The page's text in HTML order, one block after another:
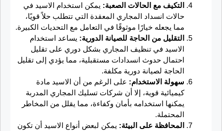
التكيف مع الحالات الصعبة: يمكن استخدام الاسيد في
حالات انسداد المجاري المعقدة التي تتطلب حلاً قويًا،
مما يجعله خيارًا موثوقًا في التعامل مع التحديات الكبيرة.
التقليل من الحاجة للصيانة الدورية: يساعد استخدام
الاسيد في تنظيف المجاري بشكل دوري على تقليل
احتمال حدوث انسدادات مستقبلية، مما يؤدي إلى تقليل
الحاجة لصيانة دورية مكلفة.
سهولة الاستخدام: على الرغم من أن الاسيد مادة
كيميائية قوية، إلا أن شركات تسليك المجاري المدربة
يمكنها استخدامه بأمان وكفاءة، مما يقلل من المخاطر
المحتملة.
المحافظة على البيئة: يمكن لبعض أنواع الاسيد أن تكون